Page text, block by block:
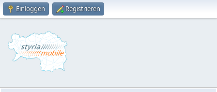
Einloggen Registrieren